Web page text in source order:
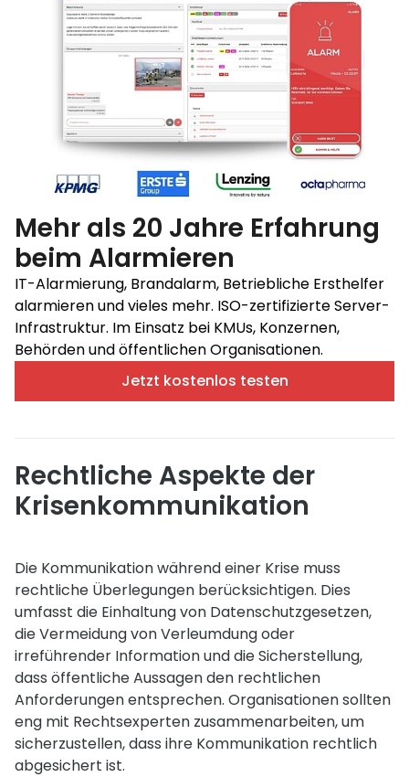
Mehr als 20 Jahre Erfahrung
beim Alarmieren
IT-Alarmierung, Brandalarm, Betriebliche Ersthelfer
alarmieren und vieles mehr. ISO-zertifizierte Server-
Infrastruktur. Im Einsatz bei KMUs, Konzernen,
Behörden und öffentlichen Organisationen.
Jetzt kostenlos testen
Rechtliche Aspekte der
Krisenkommunikation
Die Kommunikation während einer Krise muss
rechtliche Überlegungen berücksichtigen. Dies
umfasst die Einhaltung von Datenschutzgesetzen,
die Vermeidung von Verleumdung oder
irreführender Information und die Sicherstellung,
dass öffentliche Aussagen den rechtlichen
Anforderungen entsprechen. Organisationen sollten
eng mit Rechtsexperten zusammenarbeiten, um
sicherzustellen, dass ihre Kommunikation rechtlich
abgesichert ist.